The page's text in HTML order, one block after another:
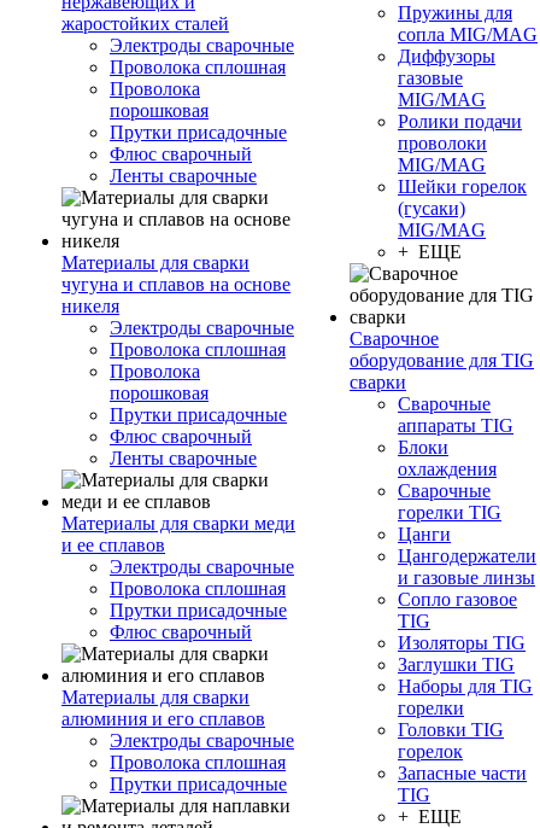
жаростойких сталей
Электроды сварочные
Проволока сплошная
Проволока
порошковая
Прутки присадочные
Флюс сварочный
Ленты сварочные
Материалы для сварки
чугуна и сплавов на основе
никеля
Электроды сварочные
Проволока сплошная
Проволока
порошковая
Прутки присадочные
Флюс сварочный
Ленты сварочные
Материалы для сварки меди
и ее сплавов
Электроды сварочные
Проволока сплошная
Прутки присадочные
Флюс сварочный
Материалы для сварки
алюминия и его сплавов
Электроды сварочные
Проволока сплошная
Прутки присадочные
Пружины для
сопла MIG/MAG
Диффузоры
газовые
MIG/MAG
Ролики подачи
проволоки
MIG/MAG
Шейки горелок
(гусаки)
MIG/MAG
+ ЕЩЕ
Сварочное
оборудование для TIG
сварки
Сварочные
аппараты TIG
Блоки
охлаждения
Сварочные
горелки TIG
Цанги
Цангодержатели
и газовые линзы
Сопло газовое
TIG
Изоляторы TIG
Заглушки TIG
Наборы для TIG
горелки
Головки TIG
горелок
Запасные части
TIG
+ ЕЩЕ